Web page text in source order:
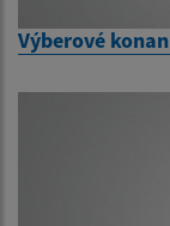
Výberové